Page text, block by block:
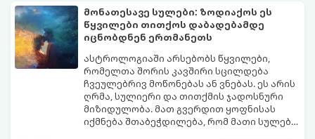
ახლობლებად ვთვლიდით, უეცრად მიდიან.
ასეთ მომენტებში ადვილია
სასოწარკვეთილებაში ჩავარდნა. თუმცა
ეზოთერიკასა და ფსიქოლოგიაში ეს
ფენომენი ხშირად სხვანაირად
განიხილება: როგორც სამყაროს (ან ჩვენი
არაცნობიერის) ფარული დამცავი
მექანიზმების მუშაობა, რომელთაც
რეალური, მაგრამ ჯერ კიდევ უხილავი
საფრთხისგან შორს მივყავართ.
აი, 5 აშკარა ნიშანი იმისა, რომ
მომხდარი მარცხი სასჯელი კი არა,
თქვენი დაცვისკენ მიმართული
სამყაროს მცდელობაა:
მონათესავე სულები: ზოდიაქოს ეს
წყვილები თითქოს დაბადებამდე
იცნობდნენ ერთმანეთს
ასტროლოგიაში არსებობს წყვილები,
რომელთა შორის კავშირი სცილდება
ჩვეულებრივ მოწონებას ან ვნებას. ეს არის
ღრმა, სულიერი და თითქმის ჯადოსნური
მიზიდულობა. მათ გვერდით ყოფნისას
იქმნება შთაბეჭდილება, რომ მათი სულები